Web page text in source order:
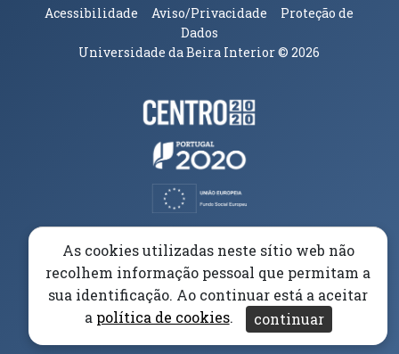
Acessibilidade Aviso/Privacidade
Proteção de
Dados
Universidade da Beira Interior© 2026
Parceiros e Financiadores
(abre em nova janela)
(abre em nova janela)
As cookies utilizadas neste sítio web não
recolhem informação pessoal que permitam a
sua identificação. Ao continuar está a aceitar
a política de cookies. continuar